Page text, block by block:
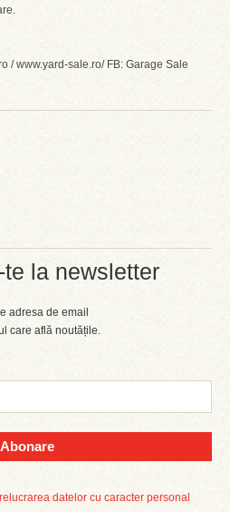
la newsletter
adresa de email
care află noutățile.
Abonare
datelor cu caracter personal
/ www.yard-sale.ro/ FB: Garage Sale